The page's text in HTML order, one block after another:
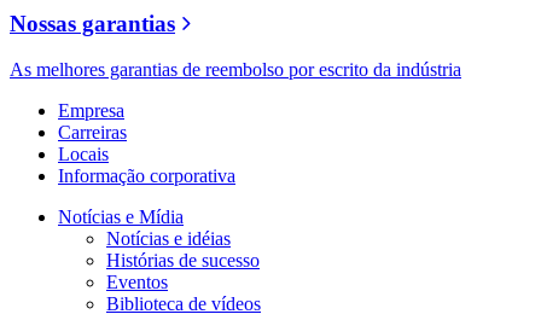
Nossas garantias
As melhores garantias de reembolso por escrito da indústria
Empresa
Carreiras
Locais
Informação corporativa
Notícias e Mídia
Notícias e idéias
Histórias de sucesso
Eventos
Biblioteca de vídeos